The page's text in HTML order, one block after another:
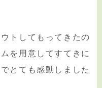
トしてもってきたの
を用意してすてきに
とても感動しました